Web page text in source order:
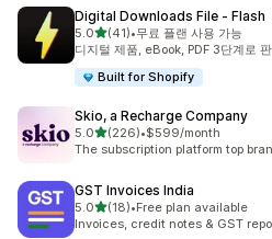
Digital Downloads File ‑ Flash
5.0별 5개 중
(41)
총 리뷰 41개
•무료 플랜 사용 가능
디지털 제품, eBook, PDF 3단계로
Built for Shopify
Skio, a Recharge Company
5.0별 5개 중
(226)
총 리뷰 226개
•$599/month
The subscription platform top
GST Invoices India
5.0별 5개 중
(18)
총 리뷰 18개
•Free plan available
Invoices, credit notes & GST